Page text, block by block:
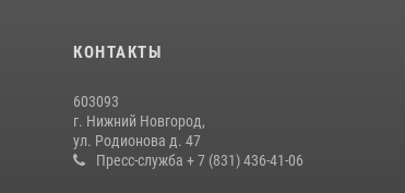
КОНТАКТЫ
603093
г. Нижний Новгород,
ул. Родионова д. 47
Пресс-служба + 7 (831) 436-41-06